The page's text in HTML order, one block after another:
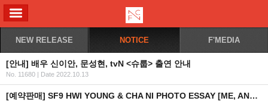
NEW RELEASE NOTICE F'MEDIA
[안내] 배우 신이안, 문성현, tvN <슈룹> 출연 안내
No. 11680 | Date 2022.10.13
[예약판매] SF9 HWI YOUNG & CHA NI PHOTO ESSAY [ME, ANOTHER ME] 예약판매 안내